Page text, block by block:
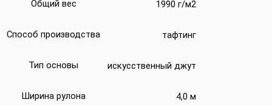
Общий вес 1990 г/м2
Способ производства тафтинг
Тип основы искусственный джут
Ширина рулона 4,0 м